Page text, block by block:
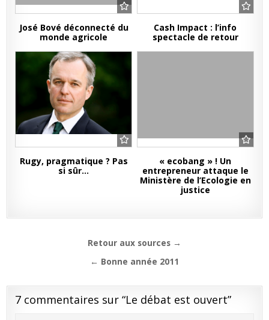
José Bové déconnecté du
monde agricole
Cash Impact : l’info
spectacle de retour
Rugy, pragmatique ? Pas
si sûr…
« ecobang » ! Un
entrepreneur attaque le
Ministère de l’Ecologie en
justice
NavigationRetour aux sources →
← Bonne année 2011
7 commentaires sur “Le débat est ouvert”